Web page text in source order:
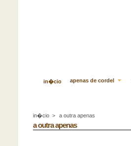
in�cio apenas de cordel
in�cio > a outra apenas
a outra apenas